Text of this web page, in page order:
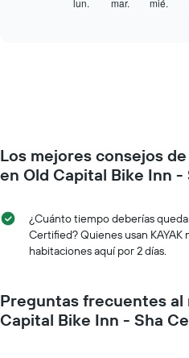
indica
el
de
una
habitación
cada
día
semana
El
gráfico
X
que
lun. mar. mié.
Los mejores consejos
en Old Capital Bike Inn
¿Cuánto tiempo deberías
Certified? Quienes usan
habitaciones aquí por 2 días.
Preguntas frecuentes al
Capital Bike Inn - Sha